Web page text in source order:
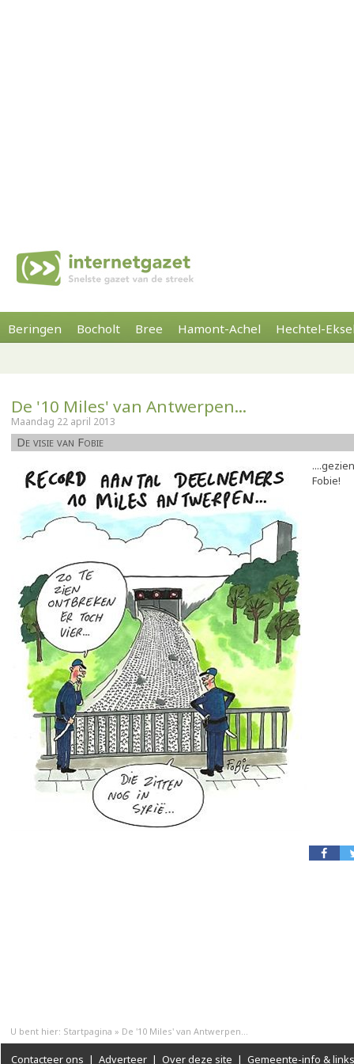
Beringen Bocholt Bree Hamont-Achel Hechtel-
De '10 Miles' van Antwerpen...
Maandag 22 april 2013
De visie van Fobie
Fobie!
U bent hier: Startpagina » De '10 Miles' van Antwerpen...
Contacteer ons | Adverteer | Over deze site | Gemeente-info & links